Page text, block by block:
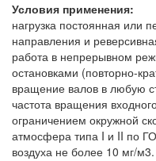
Условия применения:
нагрузка постоянная или
направления и
работа в непрерывном
остановками (повторно-
вращение валов в любую
частота вращения
ограничением окружной
атмосфера типа I и II по
воздуха не более 10 мг/м3.